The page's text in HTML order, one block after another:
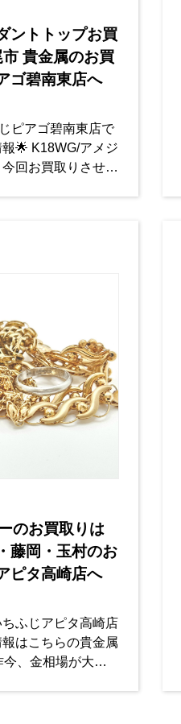
ントトップお買
貴金属のお買
ゴ碧南東店へ
ピアゴ碧南東店で
🌟 K18WG/アメジ
回お買取りさせて
のお買取りは
藤岡・玉村のお
ピタ高崎店へ
ふじアピタ高崎店
はこちらの貴金属
、金相場が大変